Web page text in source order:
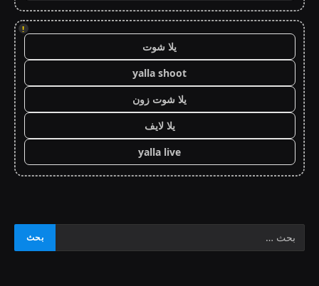
!
يلا شوت
yalla shoot
يلا شوت زون
يلا لايف
yalla live